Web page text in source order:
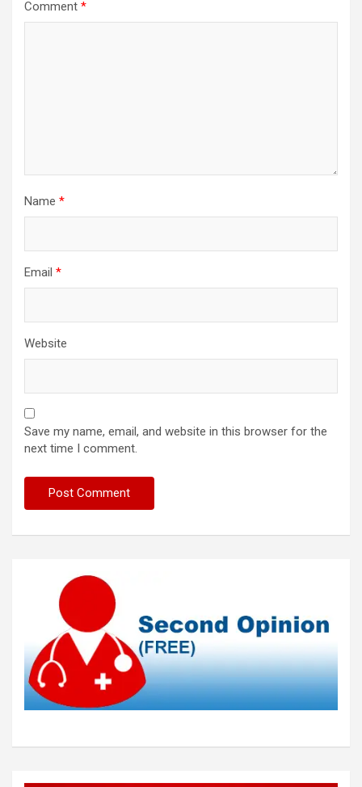
Comment *
Name *
Email *
Website
Save my name, email, and website in this browser for the
next time I comment.